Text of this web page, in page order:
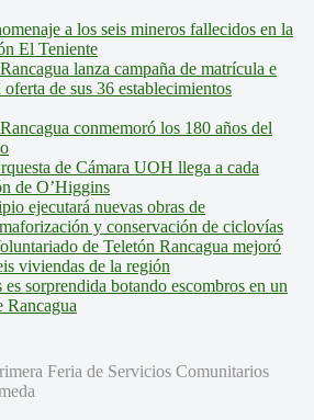
a los seis mineros fallecidos en la
El Teniente
lanza campaña de matrícula e
de sus 36 establecimientos
conmemoró los 180 años del
de Cámara UOH llega a cada
de O’Higgins
ejecutará nuevas obras de
y conservación de ciclovías
de Teletón Rancagua mejoró
viviendas de la región
es sorprendida botando escombros en un
Rancagua